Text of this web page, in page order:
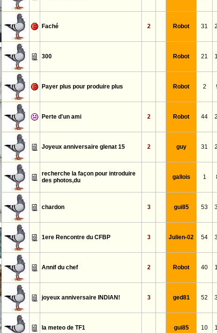
Faché 2 Robot 31
300 Robot 21
Payer plus pour produire plus Robot 2
Perte d'un ami 2 Robot 44
Joyeux anniversaire glenat 15 2 guy 31
recherche la façon pour introduire
des photos,du
gallois 1
chardon 3 gui85 53
1ere Rencontre du CFBP 3 Julien-02 54
Annif du chef 2 Robot 40
joyeux anniversaire INDIAN! 3 ged81 52
la meteo de TF1 gui85 10